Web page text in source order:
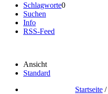
Schlagworte0
Suchen
Info
RSS-Feed
Ansicht
Standard
Startseite /